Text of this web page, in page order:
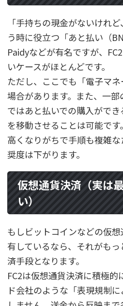
「手持ちの現金がないけれ
う時に役立つ「あと払い（
Paidyなどが有名ですが、
いケースがほとんどです。
ただし、ここでも「電子マ
場合があります。また、一
ではあと払いでの購入がで
を移動させることは可能で
高くなりがちで手順も複雑
奨度は下がります。
仮想通貨決済（実は
い）
もしビットコインなどの仮
有しているなら、それがも
済手段となります。
FC2は仮想通貨決済に積極的
ド会社のような「表現規制